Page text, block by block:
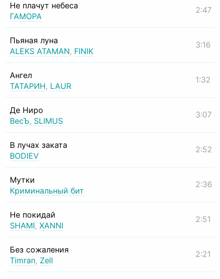
Не плачут небеса
ГАМОРА
2:47
Пьяная луна
ALEKS ATAMAN, FINIK
3:16
Ангел
ТАТАРИН, LAUR
1:32
Де Ниро
ВесЪ, SLIMUS
3:07
В лучах заката
BODIEV
2:52
Мутки
Криминальный бит
2:36
Не покидай
SHAMI, XANNI
2:51
Без сожаления
Timran, Zell
2:21